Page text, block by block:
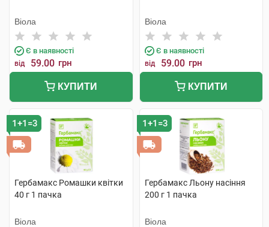
Віола
Є в наявності
від 59.00 грн
КУПИТИ
Віола
Є в наявності
від 59.00 грн
КУПИТИ
1+1=3
Гербамакс Ромашки квітки
40 г 1 пачка
Віола
1+1=3
Гербамакс Льону насіння
200 г 1 пачка
Віола